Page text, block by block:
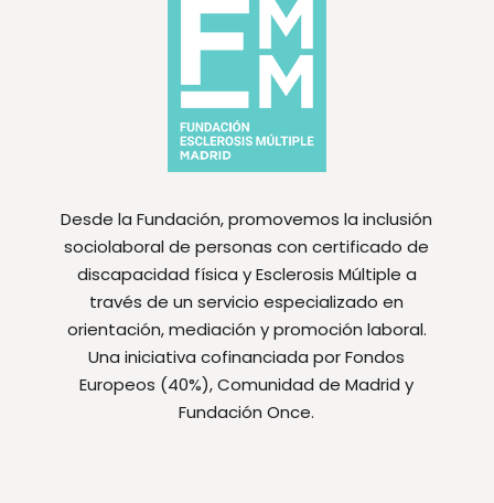
Desde la Fundación, promovemos la inclusión
sociolaboral de personas con certificado de
discapacidad física y Esclerosis Múltiple a
través de un servicio especializado en
orientación, mediación y promoción laboral.
Una iniciativa cofinanciada por Fondos
Europeos (40%), Comunidad de Madrid y
Fundación Once.